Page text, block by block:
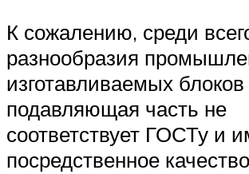
К сожалению, среди
разнообразия
изготавливаемых
подавляющая часть не
соответствует ГОСТу и
посредственное